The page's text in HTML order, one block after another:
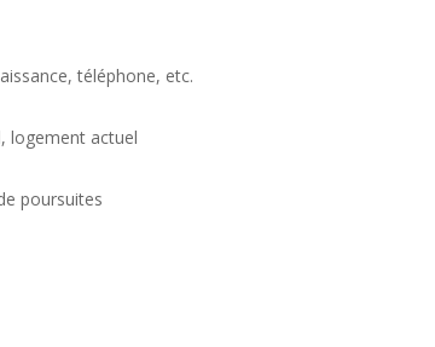
téléphone, etc.
logement actuel
poursuites